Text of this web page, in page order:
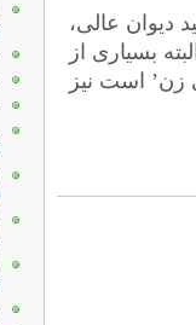
دیوان عالی،
بسیاری از
جهانی زن’ است نیز